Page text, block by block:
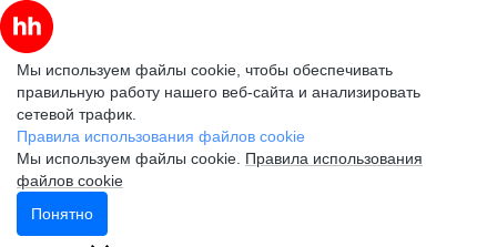
Мы используем файлы cookie, чтобы обеспечивать
правильную работу нашего веб-сайта и анализировать
сетевой трафик.
Правила использования файлов cookie
Мы используем файлы cookie. Правила использования
файлов cookie
Понятно